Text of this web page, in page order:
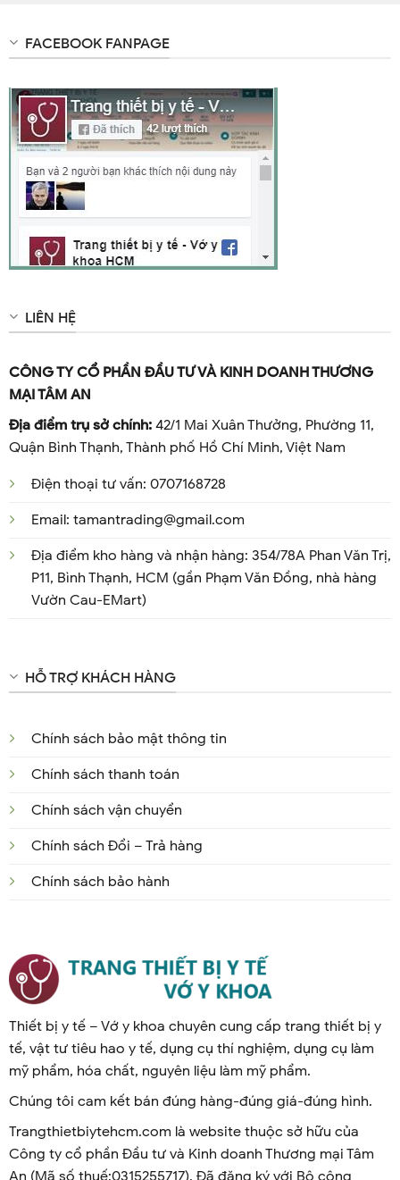
FACEBOOK FANPAGE
LIÊN HỆ
CÔNG TY CỔ PHẦN ĐẦU TƯ VÀ KINH DOANH THƯƠNG
MẠI TÂM AN
Địa điểm trụ sở chính:42/1 Mai Xuân Thưởng, Phường 11,
Quận Bình Thạnh, Thành phố Hồ Chí Minh, Việt Nam
Điện thoại tư vấn: 0707168728
Email: tamantrading@gmail.com
Địa điểm kho hàng và nhận hàng: 354/78A Phan Văn Trị,
P11, Bình Thạnh, HCM (gần Phạm Văn Đồng, nhà hàng
Vườn Cau-EMart)
HỖ TRỢ KHÁCH HÀNG
Chính sách bảo mật thông tin
Chính sách thanh toán
Chính sách vận chuyển
Chính sách Đổi – Trả hàng
Chính sách bảo hành
Thiết bị y tế – Vớ y khoa chuyên cung cấp trang thiết bị y
tế, vật tư tiêu hao y tế, dụng cụ thí nghiệm, dụng cụ làm
mỹ phẩm, hóa chất, nguyên liệu làm mỹ phẩm.
Chúng tôi cam kết bán đúng hàng-đúng giá-đúng hình.
Trangthietbiytehcm.com là website thuộc sở hữu của
Công ty cổ phần Đầu tư và Kinh doanh Thương mại Tâm
An (Mã số thuế:0315255717). Đã đăng ký với Bộ công